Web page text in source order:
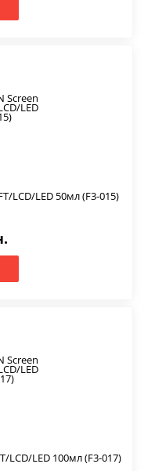
LCD/LED 50мл (F3-015)
LCD/LED 100мл (F3-017)